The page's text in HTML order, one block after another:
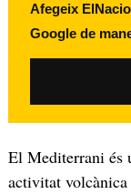
Afegeix
Google de
El Mediterrani és
activitat